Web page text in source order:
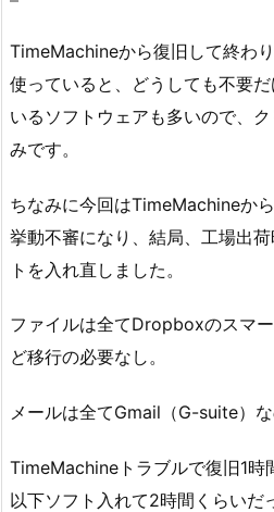
TimeMachineから復旧して終わ
使っていると、どうしても不要
いるソフトウェアも多いので、
みです。
ちなみに今回はTimeMachineか
挙動不審になり、結局、工場出
トを入れ直しました。
ファイルは全てDropboxのスマ
ど移行の必要なし。
メールは全てGmail（G-suite）な
TimeMachineトラブルで復旧1時
以下ソフト入れて2時間くらいだ